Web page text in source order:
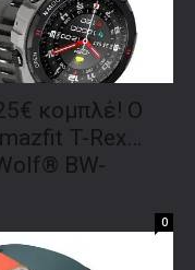
κομπλέ! Ο
T-Rex…
BW-
0